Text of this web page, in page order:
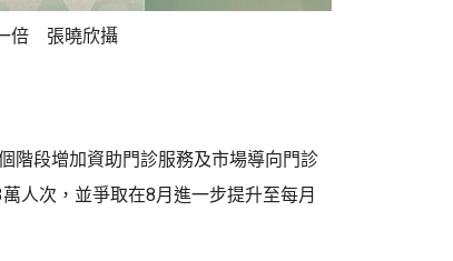
倍 張曉欣攝
階段增加資助門診服務及市場導向門診
人次，並爭取在8月進一步提升至每月